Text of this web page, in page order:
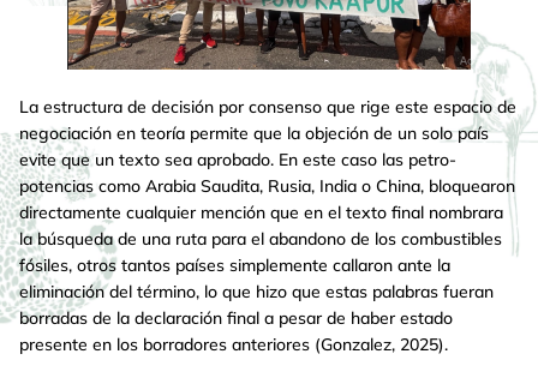
La estructura de decisión por consenso que rige este espacio de
negociación en teoría permite que la objeción de un solo país
evite que un texto sea aprobado. En este caso las petro-
potencias como Arabia Saudita, Rusia, India o China, bloquearon
directamente cualquier mención que en el texto final nombrara
la búsqueda de una ruta para el abandono de los combustibles
fósiles, otros tantos países simplemente callaron ante la
eliminación del término, lo que hizo que estas palabras fueran
borradas de la declaración final a pesar de haber estado
presente en los borradores anteriores (Gonzalez, 2025).